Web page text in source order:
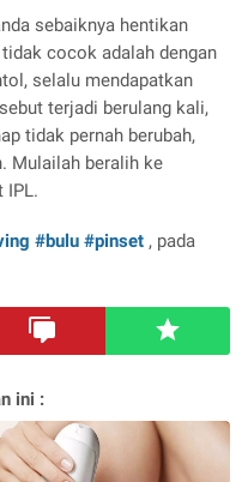
sebaiknya hentikan
cocok adalah dengan
selalu mendapatkan
terjadi berulang kali,
tidak pernah berubah,
Mulailah beralih ke
IPL.
#bulu #pinset , pada
ini :